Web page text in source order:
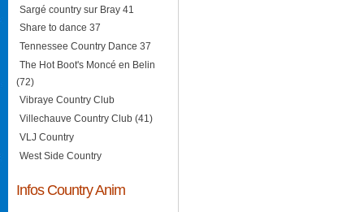
Sargé country sur Bray 41
Share to dance 37
Tennessee Country Dance 37
The Hot Boot's Moncé en Belin
(72)
Vibraye Country Club
Villechauve Country Club (41)
VLJ Country
West Side Country
Infos Country Anim